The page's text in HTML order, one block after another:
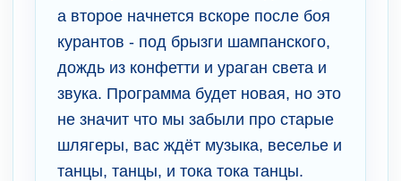
а второе начнется вскоре после боя
курантов - под брызги шампанского,
дождь из конфетти и ураган света и
звука. Программа будет новая, но это
не значит что мы забыли про старые
шлягеры, вас ждёт музыка, веселье и
танцы, танцы, и тока тока танцы.